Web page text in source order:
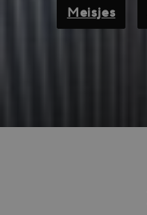
Meisjes